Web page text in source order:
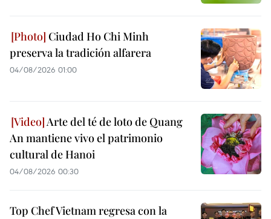
Ciudad Ho Chi Minh
preserva la tradición alfarera
04/08/2026 01:00
Arte del té de loto de Quang
An mantiene vivo el patrimonio
cultural de Hanoi
04/08/2026 00:30
Top Chef Vietnam regresa con la